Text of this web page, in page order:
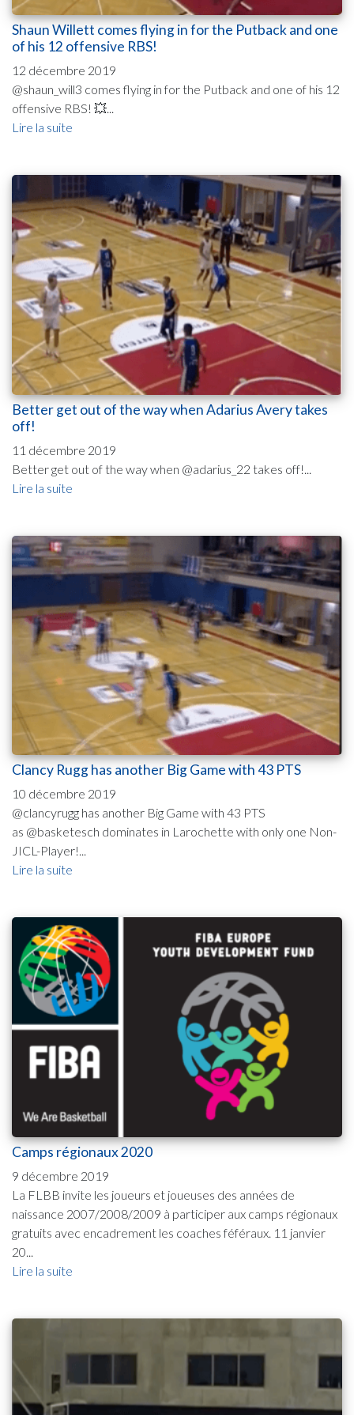
Shaun Willett comes flying in for the Putback and one
of his 12 offensive RBS!
12 décembre 2019
@shaun_will3 comes flying in for the Putback and one of his 12
offensive RBS! 💥...
Lire la suite
Better get out of the way when Adarius Avery takes
off!
11 décembre 2019
Better get out of the way when @adarius_22 takes off!...
Lire la suite
Clancy Rugg has another Big Game with 43 PTS
10 décembre 2019
@clancyrugg has another Big Game with 43 PTS
as @basketesch dominates in Larochette with only one Non-
JICL-Player!...
Lire la suite
Camps régionaux 2020
9 décembre 2019
La FLBB invite les joueurs et joueuses des années de
naissance 2007/2008/2009 à participer aux camps régionaux
gratuits avec encadrement les coaches féféraux. 11 janvier
20...
Lire la suite